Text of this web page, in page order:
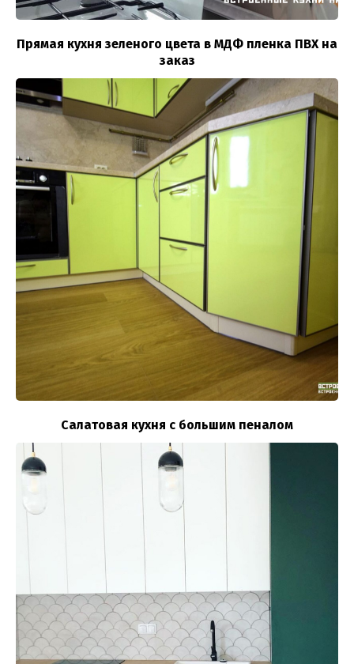
Прямая кухня зеленого цвета в МДФ пленка ПВХ на
заказ
Салатовая кухня с большим пеналом